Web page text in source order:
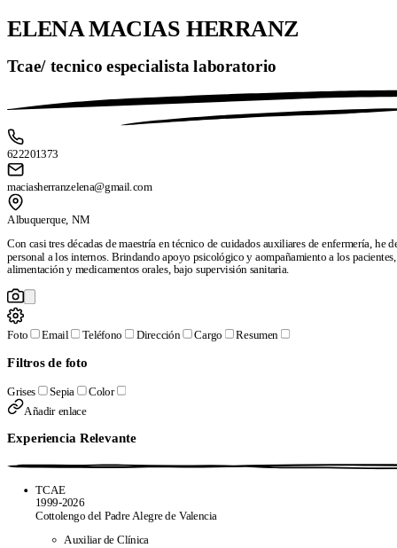
ELENA MACIAS HERRANZ
Tcae/ tecnico especialista laboratorio
622201373
maciasherranzelena@gmail.com
Albuquerque, NM
Con casi tres décadas de maestría en técnico de cuidados auxiliares de enfermería, he
personal a los internos. Brindando apoyo psicológico y aompañamiento a los
alimentación y medicamentos orales, bajo supervisión sanitaria.
Foto Email Teléfono Dirección Cargo Resumen
Filtros de foto
Grises Sepia Color
Añadir enlace
Experiencia Relevante
TCAE
1999-2026
Cottolengo del Padre Alegre de Valencia
Auxiliar de Clínica
Free resume templatesATS-friendly templates Best resume maker
We review your resume in 24 hours